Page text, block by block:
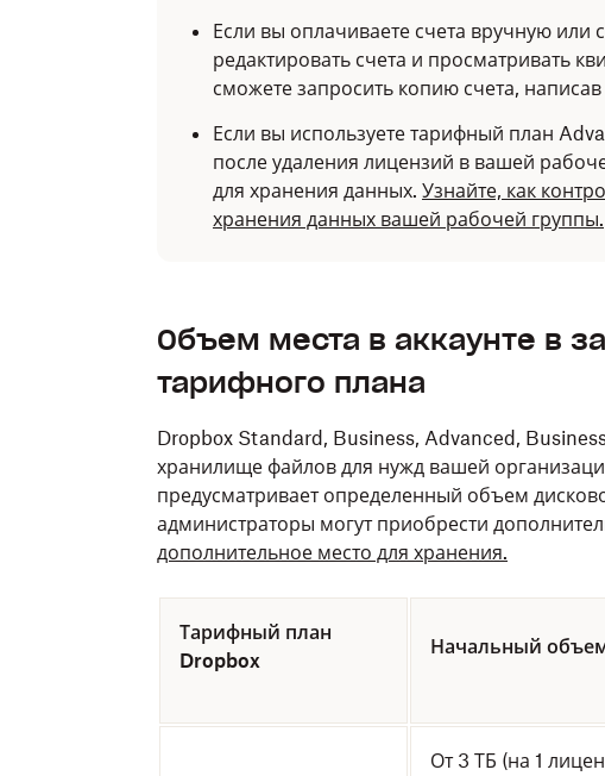
Если вы оплачиваете счета вручную
редактировать счета и просматривать
сможете запросить копию счета,
Если вы используете тарифный план
после удаления лицензий в вашей
для хранения данных. Узнайте, как
хранения данных вашей рабочей группы.
Объем места в аккаунте в
тарифного плана
Dropbox Standard, Business, Advanced,
хранилище файлов для нужд вашей
предусматривает определенный объем
администраторы могут приобрести
дополнительное место для хранения.
Тарифный план
Dropbox
Начальный
От 3 ТБ (на 1